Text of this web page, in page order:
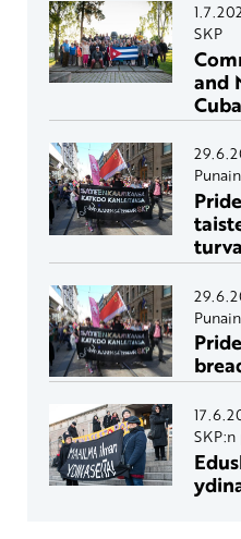
SKP
and
Cuba